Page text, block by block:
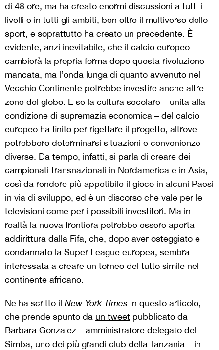
di 48 ore, ma ha creato enormi discussioni a tutti i
livelli e in tutti gli ambiti, ben oltre il multiverso dello
sport, e soprattutto ha creato un precedente. È
evidente, anzi inevitabile, che il calcio europeo
cambierà la propria forma dopo questa rivoluzione
mancata, ma l’onda lunga di quanto avvenuto nel
Vecchio Continente potrebbe investire anche altre
zone del globo. E se la cultura secolare – unita alla
condizione di supremazia economica – del calcio
europeo ha finito per rigettare il progetto, altrove
potrebbero determinarsi situazioni e convenienze
diverse. Da tempo, infatti, si parla di creare dei
campionati transnazionali in Nordamerica e in Asia,
così da rendere più appetibile il gioco in alcuni Paesi
in via di sviluppo, ed è un discorso che vale per le
televisioni come per i possibili investitori. Ma in
realtà la nuova frontiera potrebbe essere aperta
addirittura dalla Fifa, che, dopo aver osteggiato e
condannato la Super League europea, sembra
interessata a creare un torneo del tutto simile nel
continente africano.
Ne ha scritto il New York Times in questo articolo,
che prende spunto da un tweet pubblicato da
Barbara Gonzalez – amministratore delegato del
Simba, uno dei più grandi club della Tanzania – in